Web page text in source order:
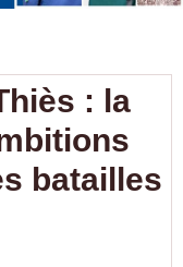
: la
batailles